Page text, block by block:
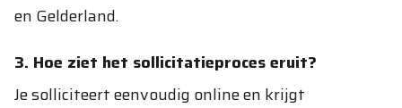
en Gelderland.
3. Hoe ziet het sollicitatieproces eruit?
Je solliciteert eenvoudig online en krijgt